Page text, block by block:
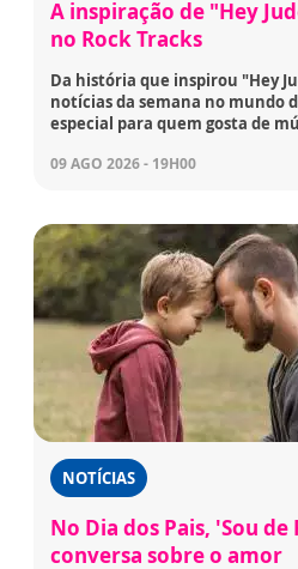
A inspiração de "Hey
no Rock Tracks
Da história que inspirou "Hey
notícias da semana no mundo
especial para quem gosta de
09 AGO 2026 - 19H00
NOTÍCIAS
No Dia dos Pais, 'Sou
conversa sobre o amor